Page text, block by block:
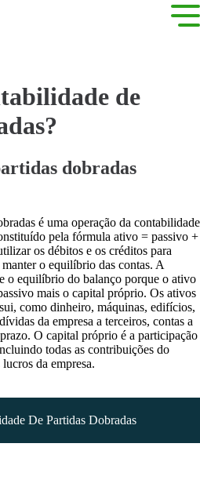
de
dobradas
é uma operação da contabilidade
pela fórmula ativo = passivo +
os débitos e os créditos para
o equilíbrio das contas. A
o equilíbrio do balanço porque o ativo
mais o capital próprio. Os ativos
como dinheiro, máquinas, edifícios,
da empresa a terceiros, contas a
O capital próprio é a participação
todas as contribuições do
da empresa.
De Partidas Dobradas